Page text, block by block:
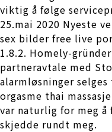
viktig å følge
25.mai 2020 Nyeste
sex bilder free live
1.8.2. Homely-
partneravtale med
alarmløsninger
orgasme thai
var naturlig for meg å
skjedde rundt meg.